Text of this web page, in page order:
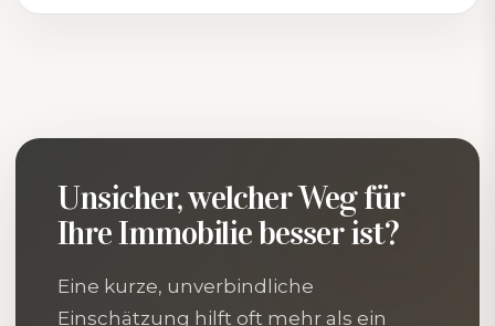
Unsicher, welcher Weg für
Ihre Immobilie besser ist?
Eine kurze, unverbindliche
Einschätzung hilft oft mehr als ein